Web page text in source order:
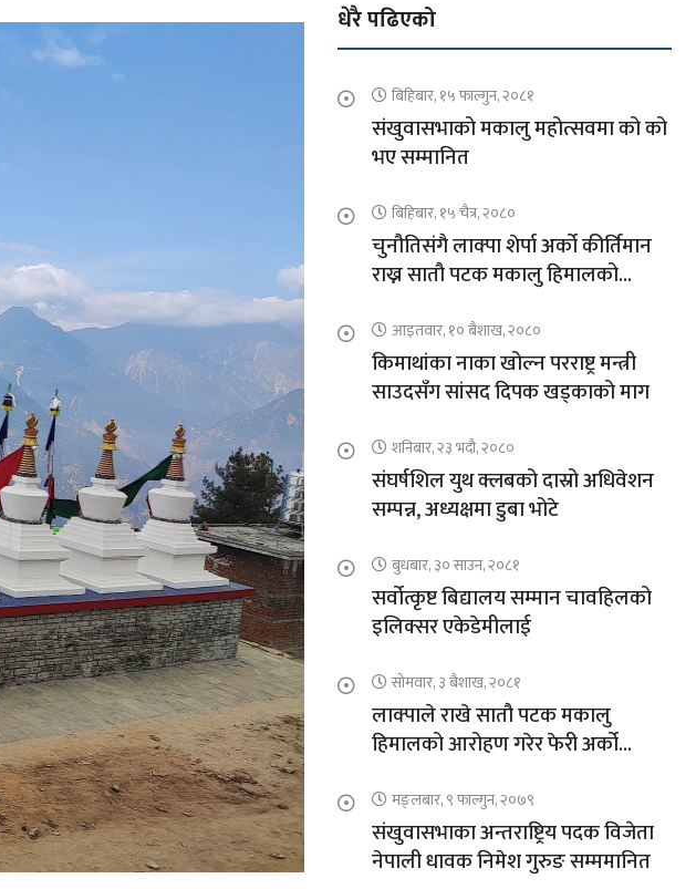
धेरै पढिएको
बिहिबार, १५ फाल्गुन, २०८१
संखुवासभाको मकालु महोत्सवमा को को
भए सम्मानित
बिहिबार, १५ चैत्र, २०८०
चुनौतिसंगै लाक्पा शेर्पा अर्को कीर्तिमान
राख्न सातौ पटक मकालु हिमालको
आइतवार, १० बैशाख, २०८०
किमाथांका नाका खोल्न परराष्ट्र मन्त्री
साउदसँग सांसद दिपक खड्काको माग
शनिबार, २३ भदौ, २०८०
संघर्षशिल युथ क्लबको दास्रो अधिवेशन
सम्पन्न, अध्यक्षमा डुबा भोटे
बुधबार, ३० साउन, २०८१
सर्वोत्कृष्ट बिद्यालय सम्मान चावहिलको
इलिक्सर एकेडेमीलाई
सोमवार, ३ बैशाख, २०८१
लाक्पाले राखे सातौ पटक मकालु
हिमालको आरोहण गरेर फेरी अर्को
मङ्लबार, ९ फाल्गुन, २०७९
संखुवासभाका अन्तराष्ट्रिय पदक विजेता
नेपाली धावक निमेश गुरुङ सम्ममानित